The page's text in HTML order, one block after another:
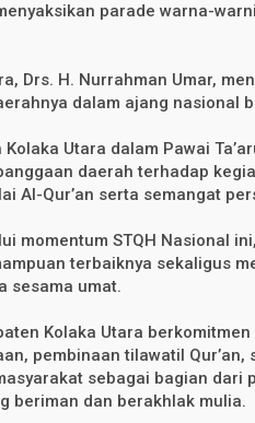
parade warna-
Drs. H. Nurrahman Umar,
dalam ajang nasional
Kolaka Utara dalam Pawai
daerah terhadap
Al-Qur’an serta semangat
momentum STQH Nasional
terbaiknya sekaligus
sesama umat.
Kolaka Utara
pembinaan tilawatil Qur’an,
sebagai bagian dari
beriman dan berakhlak mulia.